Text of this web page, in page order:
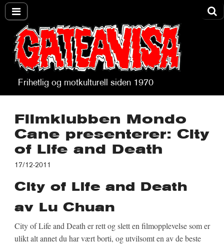
Gateavisa
Frihetlig og motkulturell siden 1970
Filmklubben Mondo
Cane presenterer: City
of Life and Death
17/12-2011
City of Life and Death
av Lu Chuan
City of Life and Death er rett og slett en filmopplevelse som er
ulikt alt annet du har vært borti, og utvilsomt en av de beste